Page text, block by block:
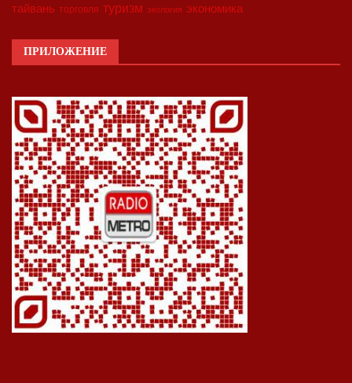
тайвань торговля туризм экология экономика
ПРИЛОЖЕНИЕ